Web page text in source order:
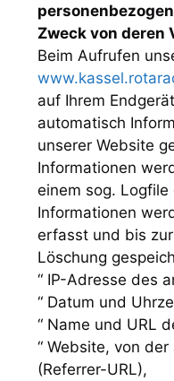
Zweck von deren
Beim Aufrufen
auf Ihrem
automatisch
unserer Website
Informationen
einem sog.
Informationen
erfasst und bis
Löschung
“ IP-Adresse des
“ Datum und
“ Name und URL
“ Website, von
(Referrer-URL),